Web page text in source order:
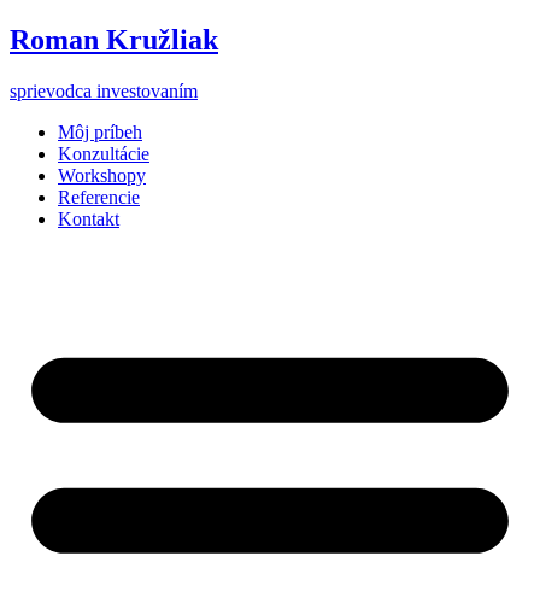
Preskočiť
na
Roman Kružliak
sprievodca investovaním
Môj príbeh
Konzultácie
Workshopy
Referencie
Kontakt